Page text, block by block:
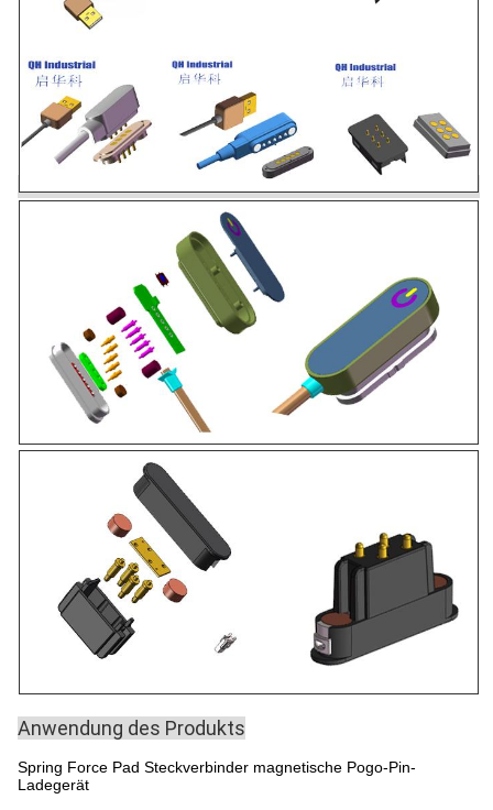
Anwendung des Produkts
Spring Force Pad Steckverbinder magnetische Pogo-Pin-
Ladegerät